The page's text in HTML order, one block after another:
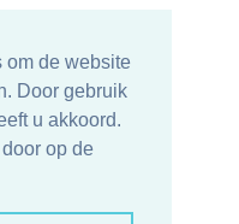
om de website
Door gebruik
u akkoord.
op de